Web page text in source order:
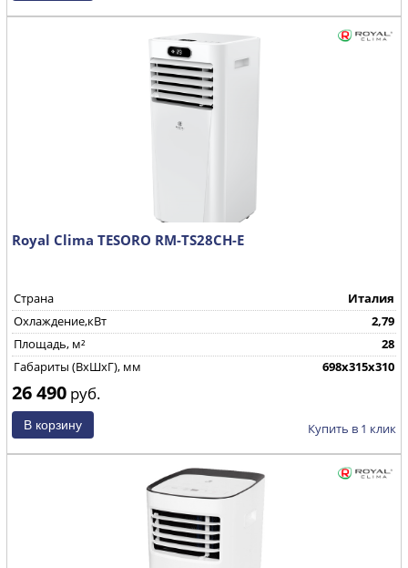
Royal Clima TESORO RM-TS28CH-E
Страна
Италия
Охлаждение,кВт
2,79
Площадь, м²
28
Габариты (ВхШхГ), мм
698х315х310
26 490 руб.
Купить в 1 клик